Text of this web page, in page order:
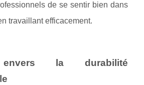
de se sentir bien dans
travaillant efficacement.
envers la durabilité